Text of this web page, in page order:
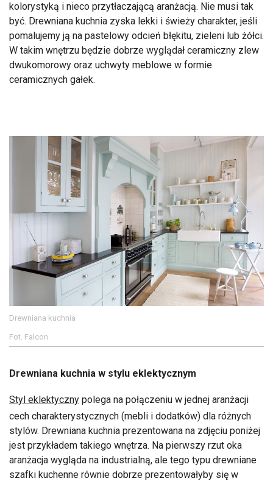
kolorystyką i nieco przytłaczającą aranżacją. Nie musi tak
być. Drewniana kuchnia zyska lekki i świeży charakter, jeśli
pomalujemy ją na pastelowy odcień błękitu, zieleni lub żółci.
W takim wnętrzu będzie dobrze wyglądał ceramiczny zlew
dwukomorowy oraz uchwyty meblowe w formie
ceramicznych gałek.
Drewniana kuchnia
Fot. Falcon
Drewniana kuchnia w stylu eklektycznym
Styl eklektyczny polega na połączeniu w jednej aranżacji
cech charakterystycznych (mebli i dodatków) dla różnych
stylów. Drewniana kuchnia prezentowana na zdjęciu poniżej
jest przykładem takiego wnętrza. Na pierwszy rzut oka
aranżacja wygląda na industrialną, ale tego typu drewniane
szafki kuchenne równie dobrze prezentowałyby się w